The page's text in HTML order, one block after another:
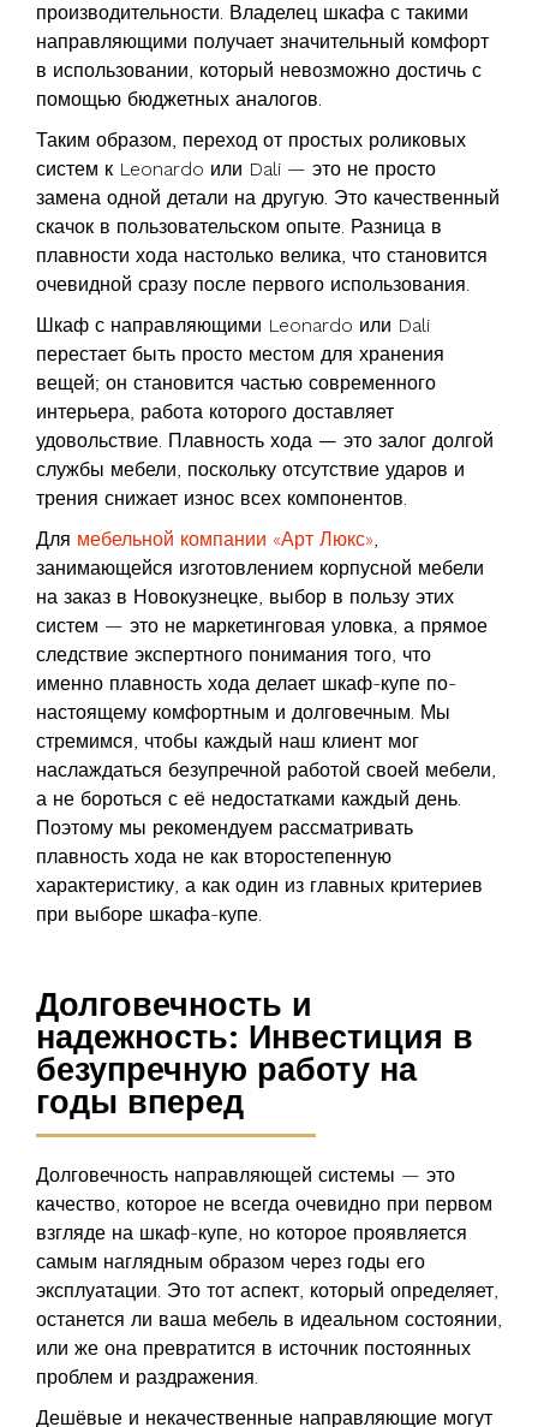
производительности. Владелец шкафа с такими
направляющими получает значительный комфорт
в использовании, который невозможно достичь с
помощью бюджетных аналогов.
Таким образом, переход от простых роликовых
систем к Leonardo или Dali — это не просто
замена одной детали на другую. Это качественный
скачок в пользовательском опыте. Разница в
плавности хода настолько велика, что становится
очевидной сразу после первого использования.
Шкаф с направляющими Leonardo или Dali
перестает быть просто местом для хранения
вещей; он становится частью современного
интерьера, работа которого доставляет
удовольствие. Плавность хода — это залог долгой
службы мебели, поскольку отсутствие ударов и
трения снижает износ всех компонентов.
Для мебельной компании «Арт Люкс»,
занимающейся изготовлением корпусной мебели
на заказ в Новокузнецке, выбор в пользу этих
систем — это не маркетинговая уловка, а прямое
следствие экспертного понимания того, что
именно плавность хода делает шкаф-купе по-
настоящему комфортным и долговечным. Мы
стремимся, чтобы каждый наш клиент мог
наслаждаться безупречной работой своей мебели,
а не бороться с её недостатками каждый день.
Поэтому мы рекомендуем рассматривать
плавность хода не как второстепенную
характеристику, а как один из главных критериев
при выборе шкафа-купе.
Долговечность и
надежность: Инвестиция в
безупречную работу на
годы вперед
Долговечность направляющей системы — это
качество, которое не всегда очевидно при первом
взгляде на шкаф-купе, но которое проявляется
самым наглядным образом через годы его
эксплуатации. Это тот аспект, который определяет,
останется ли ваша мебель в идеальном состоянии,
или же она превратится в источник постоянных
проблем и раздражения.
Дешёвые и некачественные направляющие могут